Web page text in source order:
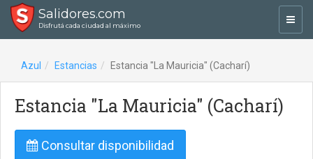
Salidores.com
Disfrutá cada ciudad al máximo
Azul Estancias Estancia "La Mauricia" (Cacharí)
Estancia "La Mauricia" (Cacharí)
Consultar disponibilidad